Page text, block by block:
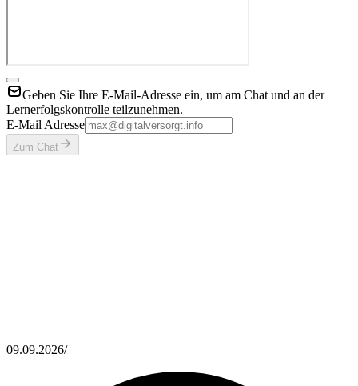
Geben Sie Ihre E-Mail-Adresse ein, um am Chat und an der
Lernerfolgskontrolle teilzunehmen.
E-Mail Adresse
Zum Chat
09.09.2026/